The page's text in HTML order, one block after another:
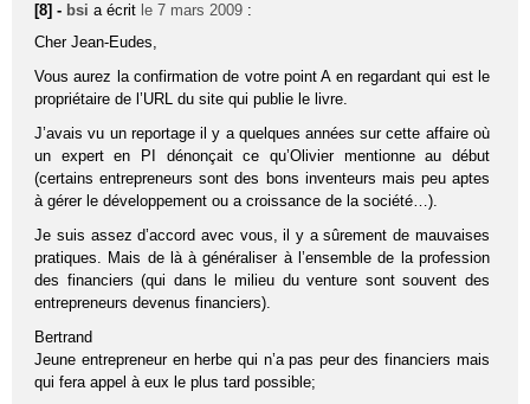
[8] - bsi a écrit le 7 mars 2009 :
Cher Jean-Eudes,
Vous aurez la confirmation de votre point A en regardant qui est le
propriétaire de l’URL du site qui publie le livre.
J’avais vu un reportage il y a quelques années sur cette affaire où
un expert en PI dénonçait ce qu’Olivier mentionne au début
(certains entrepreneurs sont des bons inventeurs mais peu aptes
à gérer le développement ou a croissance de la société…).
Je suis assez d’accord avec vous, il y a sûrement de mauvaises
pratiques. Mais de là à généraliser à l’ensemble de la profession
des financiers (qui dans le milieu du venture sont souvent des
entrepreneurs devenus financiers).
Bertrand
Jeune entrepreneur en herbe qui n’a pas peur des financiers mais
qui fera appel à eux le plus tard possible;